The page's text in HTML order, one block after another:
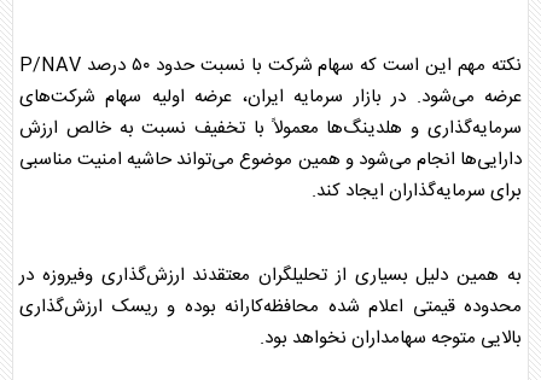
نکته مهم این است که سهام شرکت با نسبت حدود ۵۰ درصد P/NAV
عرضه می‌شود. در بازار سرمایه ایران، عرضه اولیه سهامشرکت‌های
سرمایه‌گذاری و هلدینگ‌ها معمولاً با تخفیف نسبت به خالص ارزش
دارایی‌ها انجام می‌شود و همین موضوع می‌تواند حاشیه امنیت مناسبی
برای سرمایه‌گذاران ایجاد کند.
به همین دلیل بسیاری از تحلیلگران معتقدند ارزش‌گذاری وفیروزه در
محدوده قیمتی اعلام شده محافظه‌کارانه بوده و ریسک ارزش‌گذاری
بالایی متوجه سهامداران نخواهد بود.